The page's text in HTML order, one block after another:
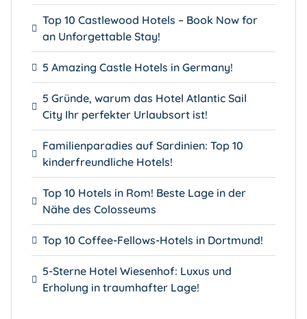
Top 10 Castlewood Hotels – Book Now for
an Unforgettable Stay!
5 Amazing Castle Hotels in Germany!
5 Gründe, warum das Hotel Atlantic Sail
City Ihr perfekter Urlaubsort ist!
Familienparadies auf Sardinien: Top 10
kinderfreundliche Hotels!
Top 10 Hotels in Rom! Beste Lage in der
Nähe des Colosseums
Top 10 Coffee-Fellows-Hotels in Dortmund!
5-Sterne Hotel Wiesenhof: Luxus und
Erholung in traumhafter Lage!